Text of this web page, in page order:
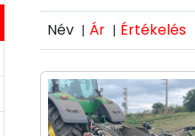
Név | Ár | Értékelés